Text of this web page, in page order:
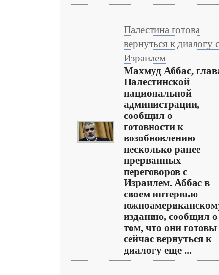
Палестина готова
вернуться к диалогу с
Израилем
Махмуд Аббас,
Палестинской
национальной
администрации,
сообщил о
готовности к
возобновлению
несколько ранее
прерванных
переговоров с
Израилем. Аббас в
своем интервью
изданию, сообщил о
том, что они готовы
сейчас вернуться к
диалогу еще ...